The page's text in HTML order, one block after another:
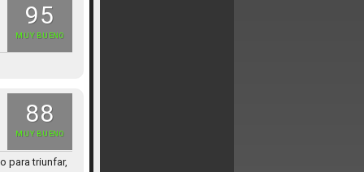
95
MUY BUENO
88
MUY BUENO
para triunfar,